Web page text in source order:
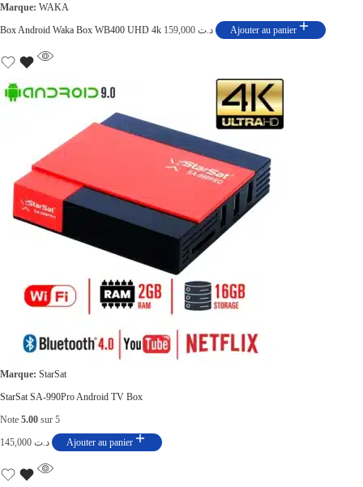
Marque: WAKA
Box Android Waka Box WB400 UHD 4k
د.ت Ajouter au panier
Marque: StarSat
StarSat SA-990Pro Android TV Box
Note 5.00 sur 5
د.ت
Ajouter au panier